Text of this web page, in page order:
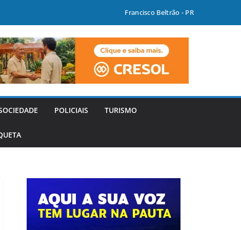
Francisco Beltrão - PR
POLICIAIS TURISMO